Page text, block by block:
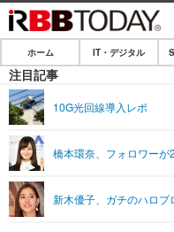
ホーム
IT・デジタル
ショッピング
SPEED TEST
エンタメ
エンタメTOP
ライフ
ホーム IT・デジタル
注目記事
10G光回線導入レポ
橋本環奈、フォロワーが
新木優子、ガチのハロプ